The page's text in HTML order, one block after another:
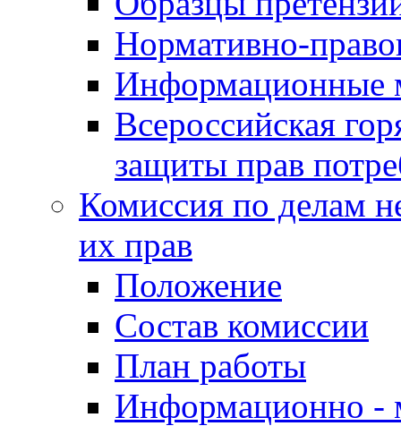
Нормативно-
Информационные
Всероссийская
защиты прав
Комиссия по делам
их прав
Положение
Состав комиссии
План работы
Информационно -